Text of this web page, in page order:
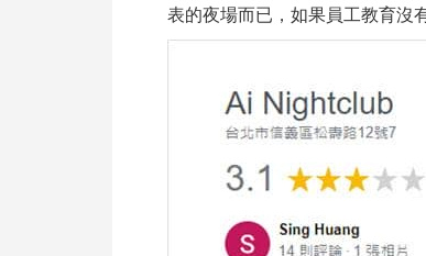
表的夜場而已，如果員工教育沒